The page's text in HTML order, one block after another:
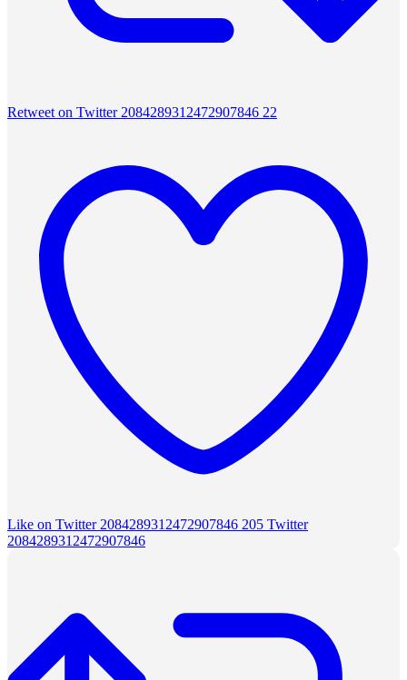
Retweet on Twitter 2084289312472907846 22
Like on Twitter 2084289312472907846 205 Twitter
2084289312472907846